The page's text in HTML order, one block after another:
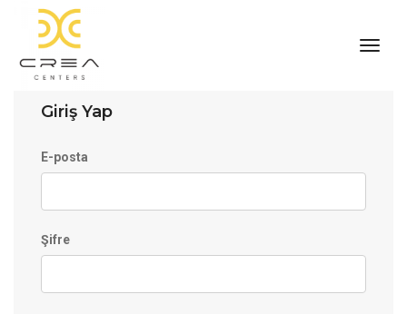
Giriş Yap
E-posta
Şifre